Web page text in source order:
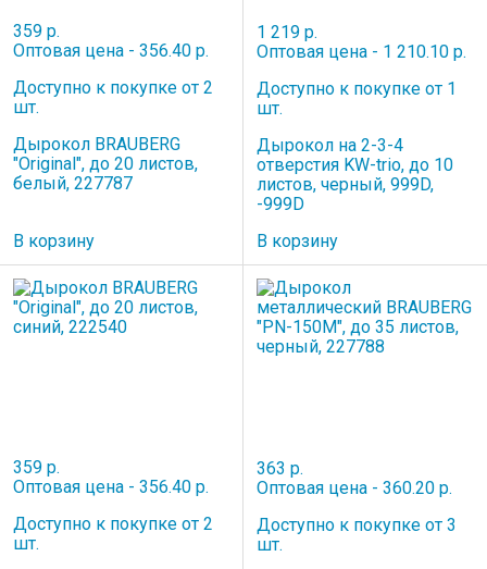
359 р.
Оптовая цена - 356.40 р.
Доступно к покупке от 2
шт.
Дырокол BRAUBERG
"Original", до 20 листов,
белый, 227787
В корзину
1 219 р.
Оптовая цена - 1 210.10 р.
Доступно к покупке от 1
шт.
Дырокол на 2-3-4
отверстия KW-trio, до 10
листов, черный, 999D,
-999D
В корзину
359 р.
Оптовая цена - 356.40 р.
Доступно к покупке от 2
шт.
363 р.
Оптовая цена - 360.20 р.
Доступно к покупке от 3
шт.